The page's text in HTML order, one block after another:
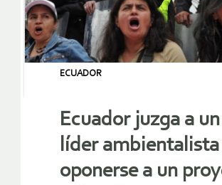
ECUADOR
Ecuador juzga a un
líder
oponerse a un